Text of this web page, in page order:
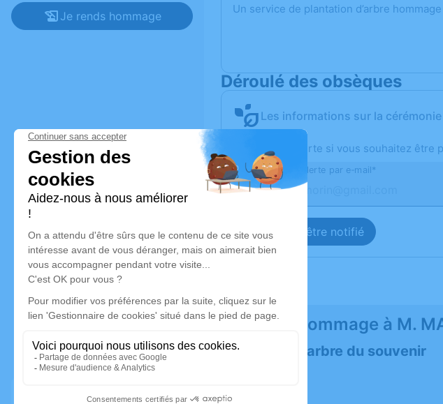
Je rends hommage
Un service de plantation d’arbre
Déroulé des obsèques
Les informations sur la
Activez une alerte si vous souhaitez
Recevoir une alerte par e-mail*
Je veux être notifié
Rendez hommage à M.
Plantez un arbre du souvenir